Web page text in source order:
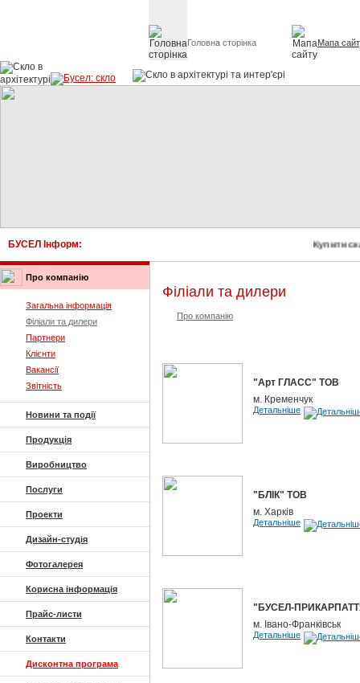
Головна сторінка Мапа
БУСЕЛ Інформ: Купити
Про компанію
Загальна інформація
Філіали та дилери
Партнери
Клієнти
Вакансії
Звітність
Новини та події
Продукція
Виробництво
Послуги
Проекти
Дизайн-студія
Фотогалерея
Корисна інформація
Прайс-листи
Контакти
Дисконтна програма
Філіали та дилери
Про компанію
"Арт ГЛАСС" ТОВ
м. Кременчук
Детальніше
"БЛІК" ТОВ
м. Харків
Детальніше
"БУСЕЛ-
м. Івано-Франківськ
Детальніше